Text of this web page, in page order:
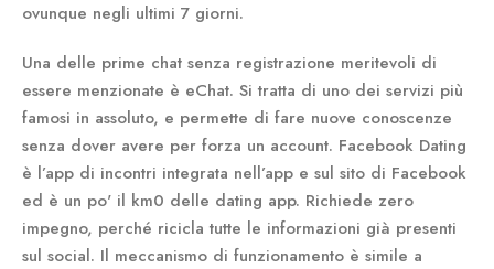
ovunque negli ultimi 7 giorni.
Una delle prime chat senza registrazione meritevoli di
essere menzionate è eChat. Si tratta di uno dei servizi più
famosi in assoluto, e permette di fare nuove conoscenze
senza dover avere per forza un account. Facebook Dating
è l’app di incontri integrata nell’app e sul sito di Facebook
ed è un po' il km0 delle dating app. Richiede zero
impegno, perché ricicla tutte le informazioni già presenti
sul social. Il meccanismo di funzionamento è simile a